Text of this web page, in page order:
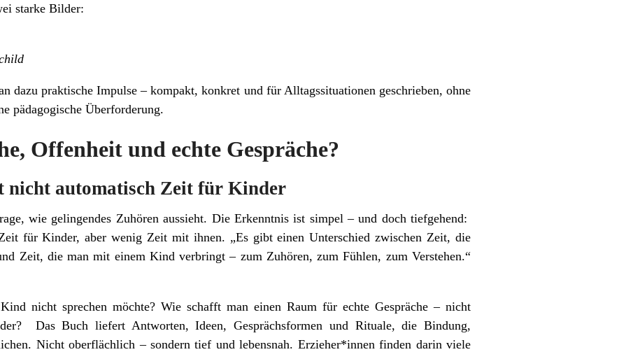
starke Bilder:
dazu praktische Impulse – kompakt, konkret und für Alltagssituationen geschrieben, ohne
pädagogische Überforderung.
Offenheit und echte Gespräche?
nicht automatisch Zeit für Kinder
wie gelingendes Zuhören aussieht. Die Erkenntnis ist simpel – und doch tiefgehend:
für Kinder, aber wenig Zeit mit ihnen. „Es gibt einen Unterschied zwischen Zeit, die
Zeit, die man mit einem Kind verbringt – zum Zuhören, zum Fühlen, zum Verstehen.“
nicht sprechen möchte? Wie schafft man einen Raum für echte Gespräche – nicht
Das Buch liefert Antworten, Ideen, Gesprächsformen und Rituale, die Bindung,
Nicht oberflächlich – sondern tief und lebensnah. Erzieher*innen finden darin viele